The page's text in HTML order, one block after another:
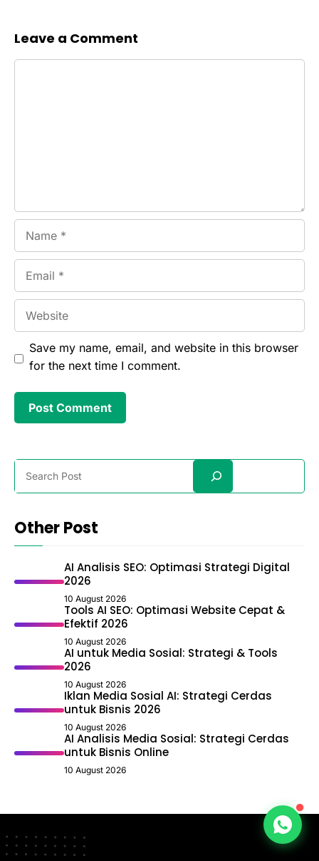
Leave a Comment
Save my name, email, and website in this browser
for the next time I comment.
Search
Other Post
AI Analisis SEO: Optimasi Strategi Digital
2026
10 August 2026
Tools AI SEO: Optimasi Website Cepat &
Efektif 2026
10 August 2026
AI untuk Media Sosial: Strategi & Tools
2026
10 August 2026
Iklan Media Sosial AI: Strategi Cerdas
untuk Bisnis 2026
10 August 2026
AI Analisis Media Sosial: Strategi Cerdas
untuk Bisnis Online
10 August 2026